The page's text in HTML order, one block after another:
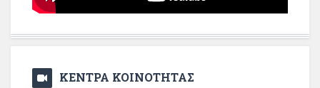
ΚΕΝΤΡΑ ΚΟΙΝΟΤΗΤΑΣ